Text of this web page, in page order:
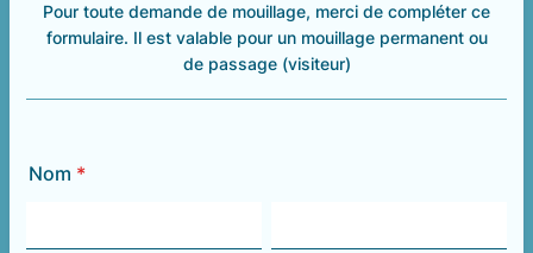
Pour toute demande de mouillage, merci de compléter ce
formulaire. Il est valable pour un mouillage permanent ou
de passage (visiteur)
Nom *